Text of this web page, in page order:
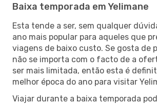
Baixa temporada em Yelimane
Esta tende a ser, sem qualquer
ano mais popular para aqueles que
viagens de baixo custo. Se gosta de
não se importa com o facto de a
ser mais limitada, então esta é
melhor época do ano para visitar
Viajar durante a baixa temporada